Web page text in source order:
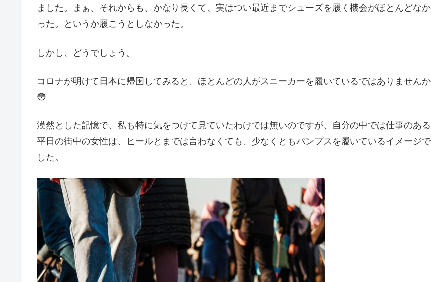
ました。まぁ、それからも、かなり長くて、実はつい最近までシューズを履く機会がほとんどなか
った。というか履こうとしなかった。
しかし、どうでしょう。
コロナが明けて日本に帰国してみると、ほとんどの人がスニーカーを履いているではありませんか
😳
漠然とした記憶で、私も特に気をつけて見ていたわけでは無いのですが、自分の中では仕事のある
平日の街中の女性は、ヒールとまでは言わなくても、少なくともパンプスを履いているイメージで
した。